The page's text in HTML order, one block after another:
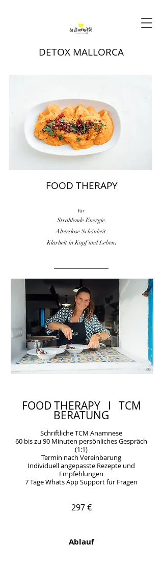
DETOX MALLORCA
FOOD THERAPY
für
Strahlende Energie.
Alterslose Schönheit.
Klarheit in Kopf und Leben.
FOOD THERAPY I TCM
BERATUNG
Schriftliche TCM Anamnese
60 bis zu 90 Minuten persönliches Gespräch
(1:1)
Termin nach Vereinbarung
Individuell angepasste Rezepte und
Empfehlungen
7 Tage Whats App Support für Fragen
297 €
Ablauf